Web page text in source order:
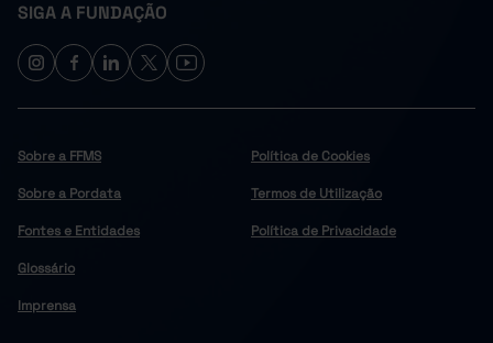
SIGA A FUNDAÇÃO
Sobre a FFMS
Sobre a Pordata
Fontes e Entidades
Glossário
Imprensa
Política de Cookies
Termos de Utilização
Política de Privacidade